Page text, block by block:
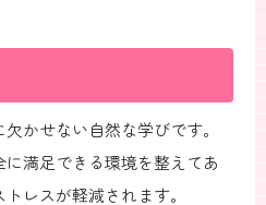
かせない自然な学びです。
満足できる環境を整えてあ
レスが軽減されます。